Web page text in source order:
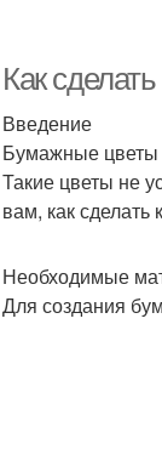
Как
Введение
Бумажные цветы
Такие цветы не
вам, как
Необходимые
Для создания